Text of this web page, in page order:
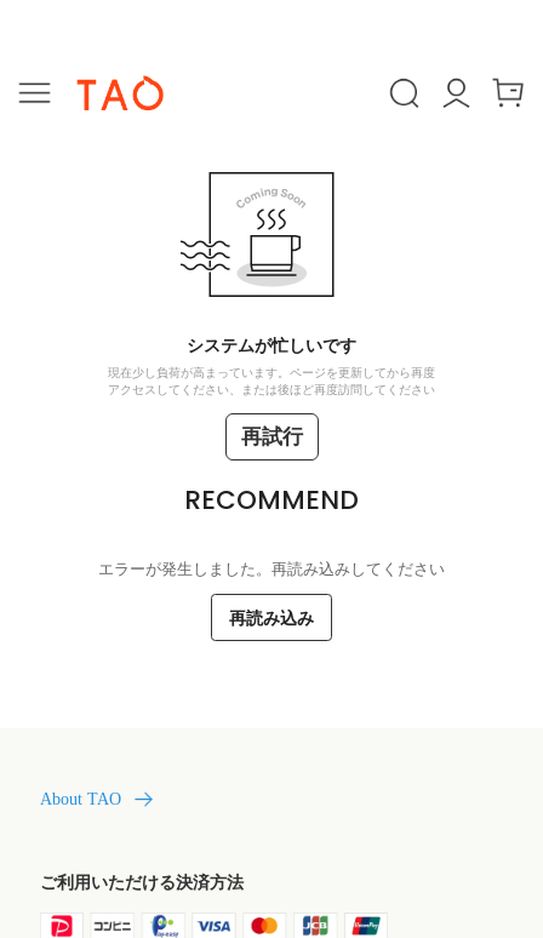
システムが忙しいです
現在少し負荷が高まっています。ページを更新してから再度
アクセスしてください、または後ほど再度訪問してください
再試行
RECOMMEND
エラーが発生しました。再読み込みしてください
再読み込み
About TAO
ご利用いただける決済方法